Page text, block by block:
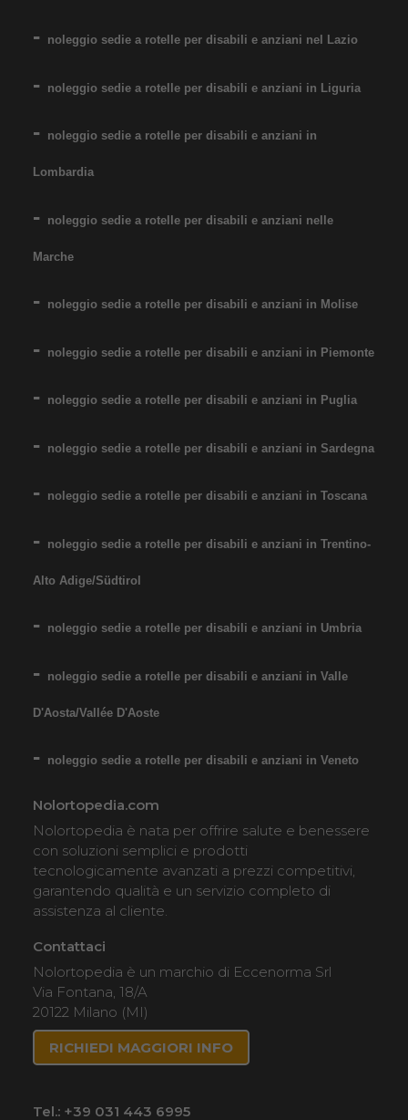
COSTO NOLEGGIO
da 89,00€
SCHEDA COMPLETA
Noleggio Carrozzina
pieghevole ad autospinta
Noleggio sedia a rotelle seduta
portata fino 160 kg. Noleggio
Consegniamo a domicilio in
tutta Italia: contattaci per
da 89,00€
SCHEDA COMPLETA
Noleggio Carrozzina
pieghevole ad autospinta
- con reggigambe -
Seduta 60 cm - Obesi
noleggio sedie a rotelle per disabili e anziani nel Lazio
noleggio sedie a rotelle per disabili e anziani in Liguria
noleggio sedie a rotelle per disabili e anziani in
Lombardia
noleggio sedie a rotelle per disabili e anziani nelle
Marche
noleggio sedie a rotelle per disabili e anziani in Molise
noleggio sedie a rotelle per disabili e anziani in Piemonte
noleggio sedie a rotelle per disabili e anziani in Puglia
noleggio sedie a rotelle per disabili e anziani in Sardegna
noleggio sedie a rotelle per disabili e anziani in Toscana
noleggio sedie a rotelle per disabili e anziani in Trentino-
Alto Adige/Südtirol
noleggio sedie a rotelle per disabili e anziani in Umbria
noleggio sedie a rotelle per disabili e anziani in Valle
D'Aosta/Vallée D'Aoste
noleggio sedie a rotelle per disabili e anziani in Veneto
Nolortopedia.com
Nolortopedia è nata per offrire salute e benessere
con soluzioni semplici e prodotti
tecnologicamente avanzati a prezzi competitivi,
garantendo qualità e un servizio completo di
assistenza al cliente.
Contattaci
Nolortopedia è un marchio di Eccenorma Srl
Via Fontana, 18/A
20122 Milano (MI)
RICHIEDI MAGGIORI INFO
Tel.: +39 031 443 6995